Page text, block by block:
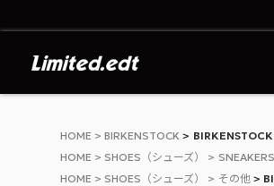
HOME BIRKENSTOCK
HOME
SHOES（シューズ）
HOME
SHOES（シューズ） その他